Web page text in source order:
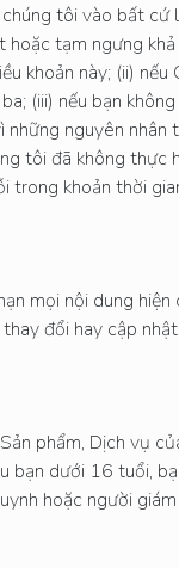
tôi vào bất
tạm ngưng
khoản này; (ii)
(iii) nếu bạn
nguyên
tôi đã không
khoản thời
mọi nội dung
đổi hay cập
phẩm, Dịch vụ
dưới 16 tuổi,
hoặc người